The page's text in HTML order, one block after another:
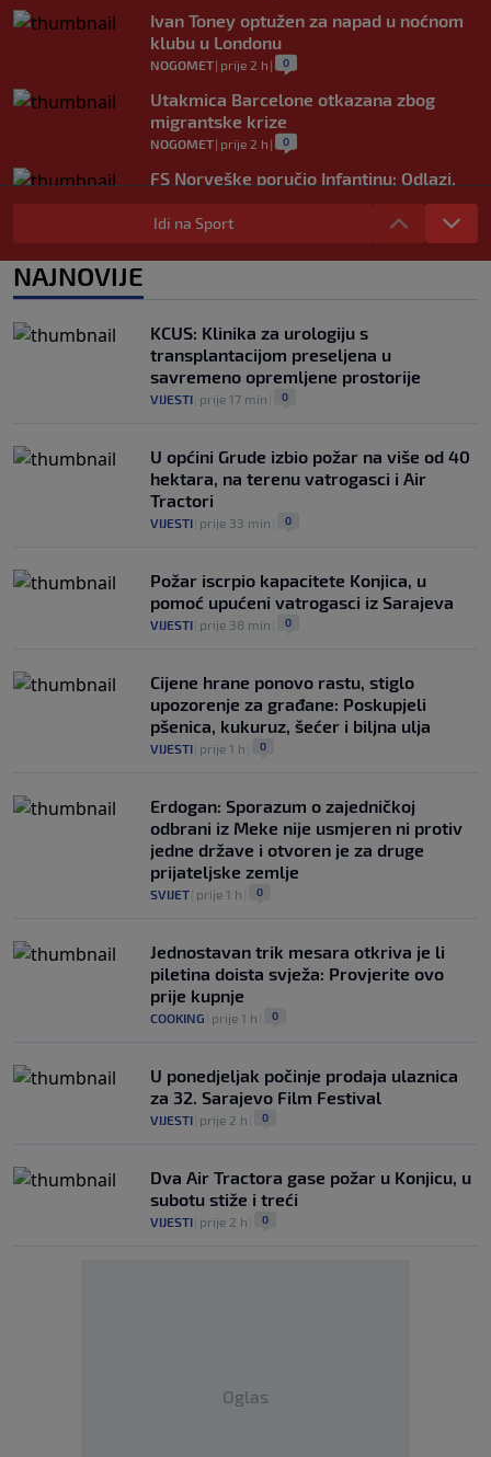
Ivan Toney optužen za napad u noćnom
klubu u Londonu
NOGOMET| prije 2 h | 0
Utakmica Barcelone otkazana zbog
migrantske krize
NOGOMET| prije 2 h | 0
FS Norveške poručio Infantinu: Odlazi,
NOGOMET|prije 2 h
Bila je sportska zvijezda, a onda otišla u
Idi na Sport
NAJNOVIJE
KCUS: Klinika za urologiju s
transplantacijom preseljena u
savremeno opremljene prostorije
VIJESTI prije 17 min 0
U općini Grude izbio požar na više od 40
hektara, na terenu vatrogasci i Air
Tractori
VIJESTI prije 33 min 0
Požar iscrpio kapacitete Konjica, u
pomoć upućeni vatrogasci iz Sarajeva
VIJESTI prije 38 min 0
Cijene hrane ponovo rastu, stiglo
upozorenje za građane: Poskupjeli
pšenica, kukuruz, šećer i biljna ulja
VIJESTI prije 1 h 0
Erdogan: Sporazum o zajedničkoj
odbrani iz Meke nije usmjeren ni protiv
jedne države i otvoren je za druge
prijateljske zemlje
SVIJET prije 1 h 0
Jednostavan trik mesara otkriva je li
piletina doista svježa: Provjerite ovo
prije kupnje
COOKING prije 1 h 0
U ponedjeljak počinje prodaja ulaznica
za 32. Sarajevo Film Festival
VIJESTI prije 2 h 0
Dva Air Tractora gase požar u Konjicu, u
subotu stiže i treći
VIJESTI prije 2 h 0
Oglas